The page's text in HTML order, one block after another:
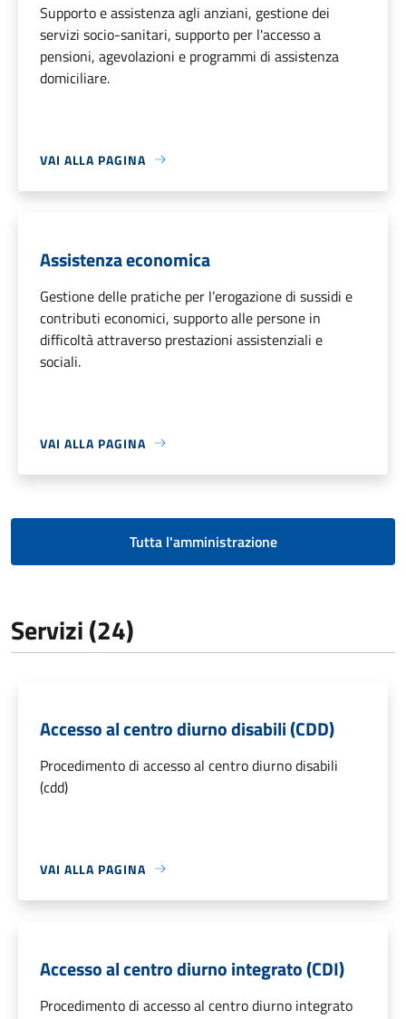
Supporto e assistenza agli anziani, gestione dei
servizi socio-sanitari, supporto per l'accesso a
pensioni, agevolazioni e programmi di assistenza
domiciliare.
VAI ALLA PAGINA
Assistenza economica
Gestione delle pratiche per l’erogazione di sussidi e
contributi economici, supporto alle persone in
difficoltà attraverso prestazioni assistenziali e
sociali.
VAI ALLA PAGINA
Tutta l'amministrazione
Servizi (24)
Accesso al centro diurno disabili (CDD)
Procedimento di accesso al centro diurno disabili
(cdd)
VAI ALLA PAGINA
Accesso al centro diurno integrato (CDI)
Procedimento di accesso al centro diurno integrato